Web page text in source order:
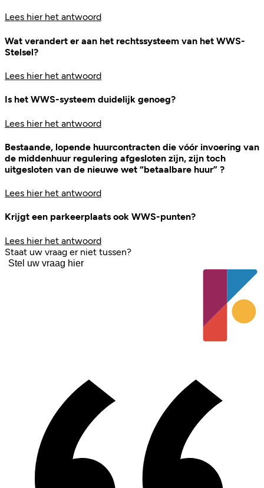
Lees hier het antwoord
Wat verandert er aan het rechtssysteem van het WWS-
Stelsel?
Lees hier het antwoord
Is het WWS-systeem duidelijk genoeg?
Lees hier het antwoord
Bestaande, lopende huurcontracten die vóór invoering van
de middenhuur regulering afgesloten zijn, zijn toch
uitgesloten van de nieuwe wet “betaalbare huur” ?
Lees hier het antwoord
Krijgt een parkeerplaats ook WWS-punten?
Lees hier het antwoord
Staat uw vraag er niet tussen?
Stel uw vraag hier